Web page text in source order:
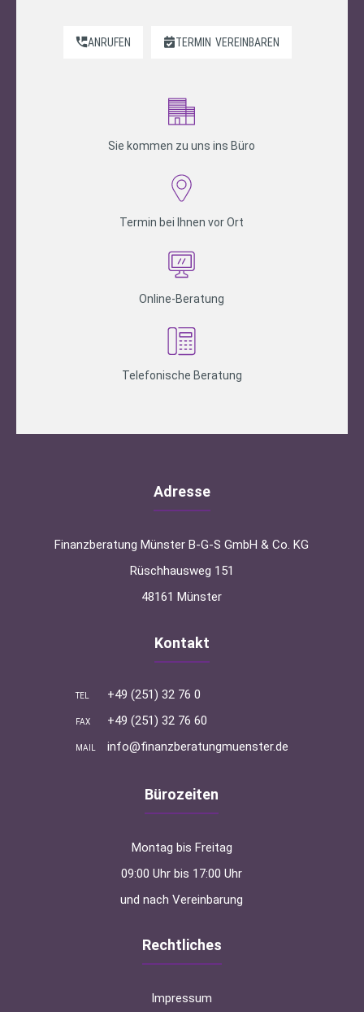
ANRUFEN TERMIN VEREINBAREN
Sie kommen zu uns ins Büro
Termin bei Ihnen vor Ort
Online-Beratung
Telefonische Beratung
Adresse
Finanzberatung Münster B-G-S GmbH & Co. KG
Rüschhausweg 151
48161 Münster
Kontakt
TEL +49 (251) 32 76 0
FAX +49 (251) 32 76 60
MAIL info@finanzberatungmuenster.de
Bürozeiten
Montag bis Freitag
09:00 Uhr bis 17:00 Uhr
und nach Vereinbarung
Rechtliches
Impressum